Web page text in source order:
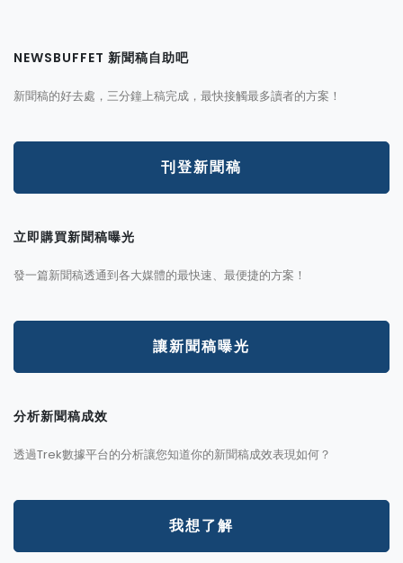
NEWSBUFFET 新聞稿自助吧
新聞稿的好去處，三分鐘上稿完成，最快接觸最多讀者的方案！
刊登新聞稿
立即購買新聞稿曝光
發一篇新聞稿透通到各大媒體的最快速、最便捷的方案！
讓新聞稿曝光
分析新聞稿成效
透過Trek數據平台的分析讓您知道你的新聞稿成效表現如何？
我想了解